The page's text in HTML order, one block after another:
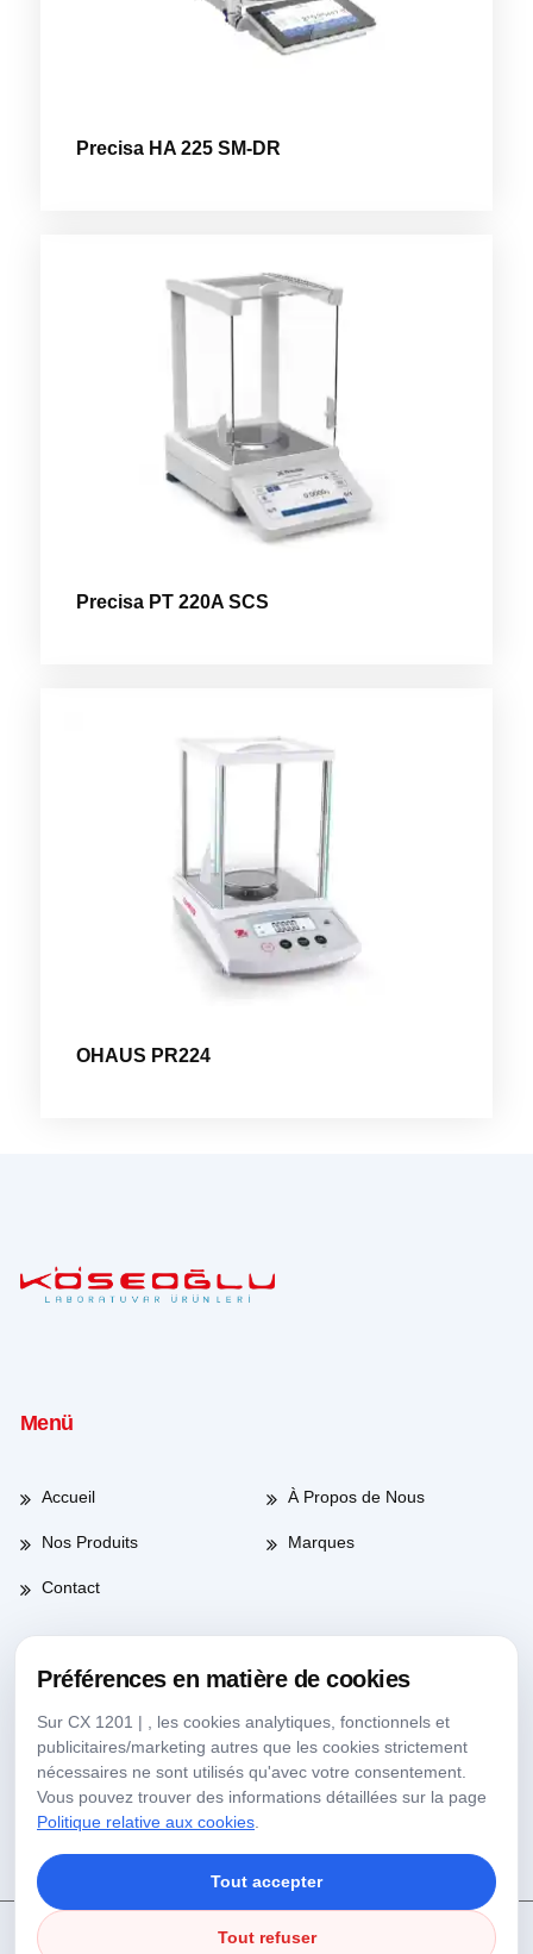
Precisa HA 225 SM-DR
Precisa PT 220A SCS
OHAUS PR224
Menü
Accueil À Propos de Nous
Nos Produits Marques
Contact
Jours de semaine 08:00-17:30
09:00-13:30
Préférences en matière de cookies
Sur CX 1201 | , les cookies analytiques, fonctionnels et
publicitaires/marketing autres que les cookies strictement
nécessaires ne sont utilisés qu'avec votre consentement.
Vous pouvez trouver des informations détaillées sur la page
Politique relative aux cookies
Tout accepter
Tout refuser